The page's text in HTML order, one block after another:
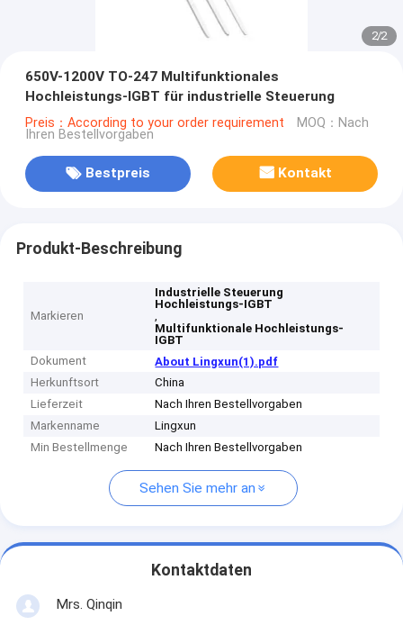
2/2
650V-1200V TO-247 Multifunktionales
Hochleistungs-IGBT für industrielle Steuerung
Preis：According to your order requirement MOQ：Nach
Ihren Bestellvorgaben
Bestpreis Kontakt
Produkt-Beschreibung
Markieren
Industrielle Steuerung
Hochleistungs-IGBT
,
Multifunktionale Hochleistungs-
IGBT
Dokument
About Lingxun(1).pdf
Herkunftsort
China
Lieferzeit
Nach Ihren Bestellvorgaben
Markenname
Lingxun
Min Bestellmenge
Nach Ihren Bestellvorgaben
Sehen Sie mehr an
Kontaktdaten
Mrs. Qinqin